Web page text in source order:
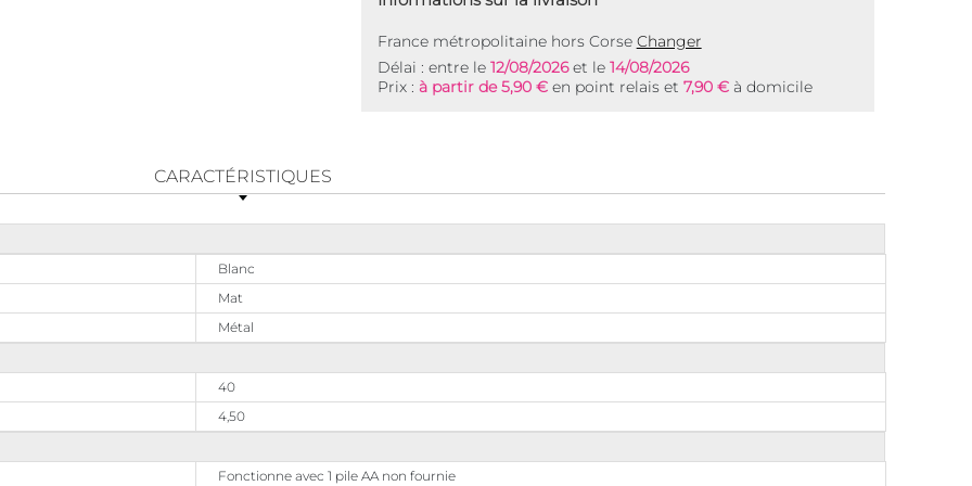
France métropolitaine hors Corse Changer
Délai : entre le 12/08/2026et le 14/08/2026
Prix : à partir de 5,90 € en point relais et 7,90 €à domicile
CARACTÉRISTIQUES
Blanc
Mat
Métal
40
4,50
Fonctionne avec 1 pile AA non fournie